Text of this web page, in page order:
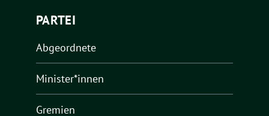
PARTEI
Abgeordnete
Minister*innen
Gremien